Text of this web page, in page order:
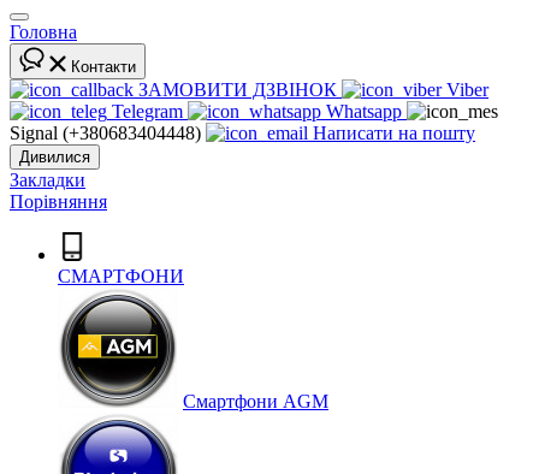
Головна
Контакти
ЗАМОВИТИ ДЗВІНОК
Viber
Telegram
Whatsapp
Signal (+380683404448)
Написати на пошту
Дивилися
Закладки
Порівняння
СМАРТФОНИ
Cмартфони AGM